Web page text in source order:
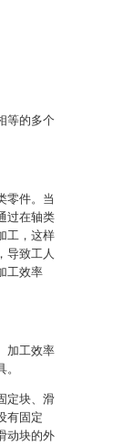
等的多个
零件。当
过在轴类
工，这样
导致工人
工效率
加工效率
定块、滑
有固定
动块的外